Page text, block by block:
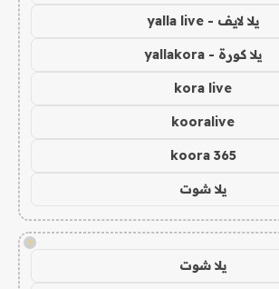
يلا لايف - yalla live
يلا كورة - yallakora
kora live
kooralive
koora 365
يلا شوت
!
يلا شوت